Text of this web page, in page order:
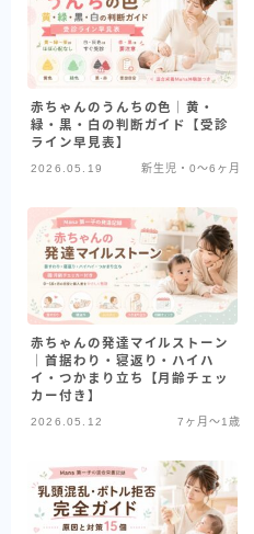
赤ちゃんのうんちの色｜黄・
緑・黒・白の判断ガイド【受診
ライン早見表】
2026.05.19 新生児・0〜6ヶ月
赤ちゃんの発達マイルストーン
｜首据わり・寝返り・ハイハ
イ・つかまり立ち【月齢チェッ
カー付き】
2026.05.12 7ヶ月〜1歳